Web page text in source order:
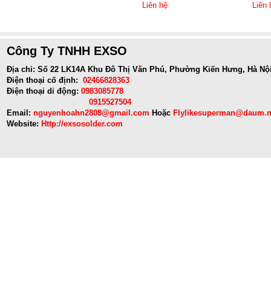
Liên hệ Liên
Công Ty TNHH EXSO
Địa chỉ: Số 22 LK14A Khu Đô Thị Văn Phú, Phường Kiến Hưng, Hà
Điện thoại cố định: 02466828363
Điện thoại di động: 0983085778
0915527504
Email: nguyenhoahn2808@gmail.com Hoặc
Website: Http://exsosolder.com